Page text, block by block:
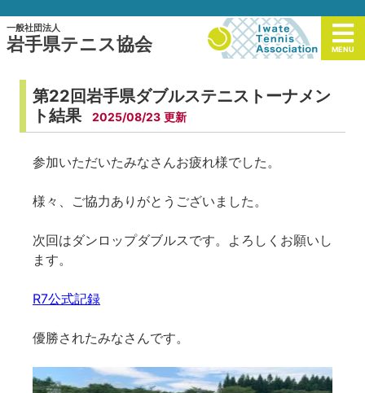
一般社団法人
岩手県テニス協会 MENU
第22回岩手県ダブルステニストーナメン
ト結果
2025/08/23
参加いただいたみなさんお疲れ様でした。
様々、ご協力ありがとうございました。
次回はダンロップダブルスです。よろしくお願いし
ます。
R7公式記録
優勝されたみなさんです。